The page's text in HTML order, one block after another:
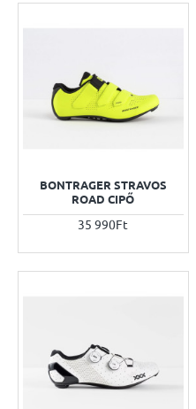
BONTRAGER STRAVOS
ROAD CIPŐ
35 990Ft